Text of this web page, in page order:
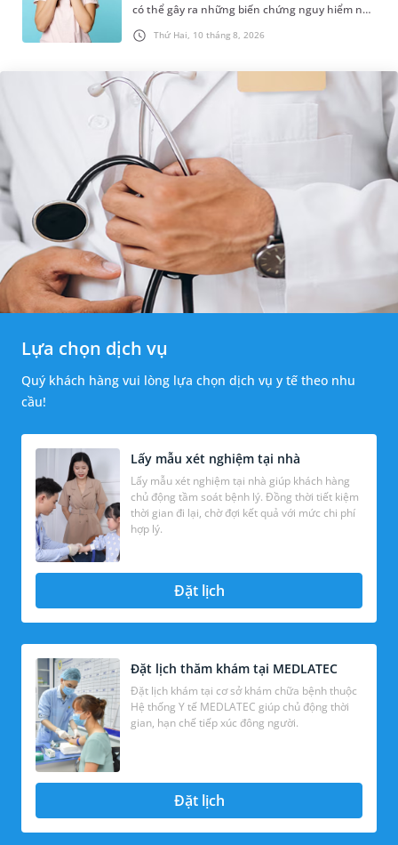
Thứ Hai, 10 tháng 8, 2026
có thể gây ra những biến chứng nguy hiểm nếu
không được phát hiện và điều trị sớm. Những
thông tin dưới đây sẽ gi...
Lựa chọn dịch vụ
Quý khách hàng vui lòng lựa chọn dịch vụ y tế theo nhu
cầu!
Lấy mẫu xét nghiệm tại nhà
Lấy mẫu xét nghiệm tại nhà giúp khách hàng
chủ động tầm soát bệnh lý. Đồng thời tiết kiệm
thời gian đi lại, chờ đợi kết quả với mức chi phí
hợp lý.
Đặt lịch
Đặt lịch thăm khám tại MEDLATEC
Đặt lịch khám tại cơ sở khám chữa bệnh thuộc
Hệ thống Y tế MEDLATEC giúp chủ động thời
gian, hạn chế tiếp xúc đông người.
Đặt lịch